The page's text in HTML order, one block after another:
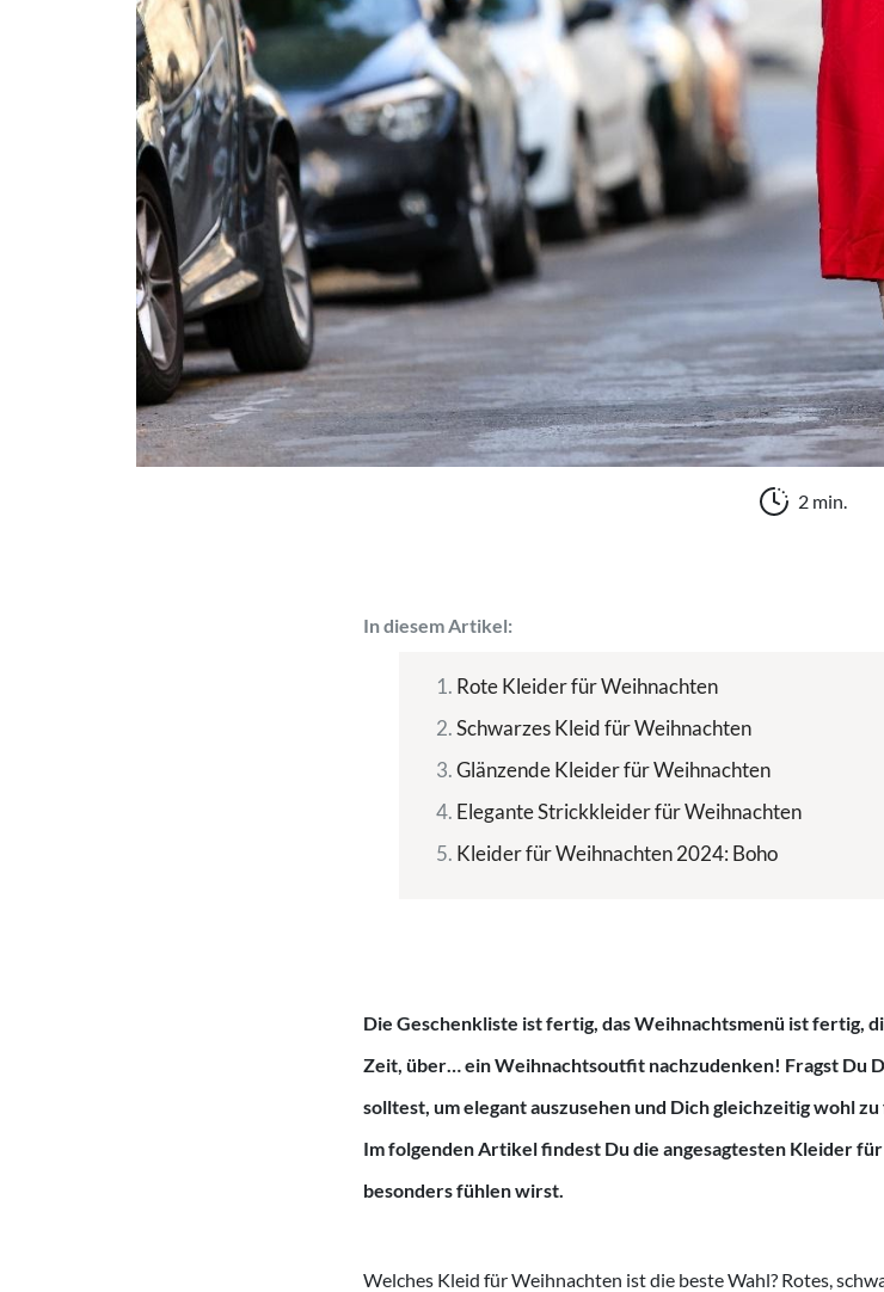
2 min.
In diesem Artikel:
Rote Kleider für Weihnachten
Schwarzes Kleid für Weihnachten
Glänzende Kleider für Weihnachten
Elegante Strickkleider für Weihnachten
Kleider für Weihnachten 2024: Boho
Die Geschenkliste ist fertig, das Weihnachtsmenü ist fertig,
Zeit, über… ein Weihnachtsoutfit nachzudenken! Fragst Du
solltest, um elegant auszusehen und Dich gleichzeitig wohl
Im folgenden Artikel findest Du die angesagtesten Kleider
besonders fühlen wirst.
Welches Kleid für Weihnachten ist die beste Wahl? Rotes,